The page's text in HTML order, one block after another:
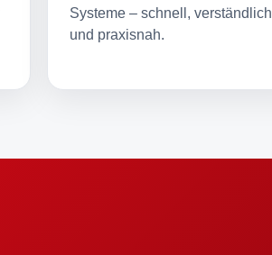
Systeme – schnell, verständlich
und praxisnah.